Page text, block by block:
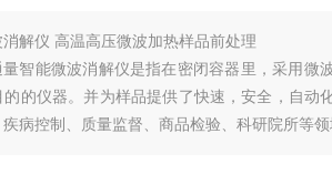
微波消解仪 高温高压微波加热样品前处理
智能微波消解仪是指在密闭容器里，采用微
的仪器。并为样品提供了快速，安全，自动
病控制、质量监督、商品检验、科研院所等领